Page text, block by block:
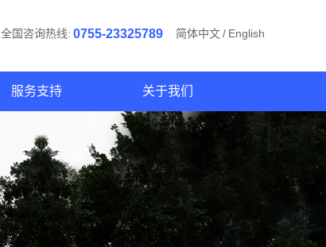
全国咨询热线: 0755-23325789 简体中文/ English
服务支持 关于我们